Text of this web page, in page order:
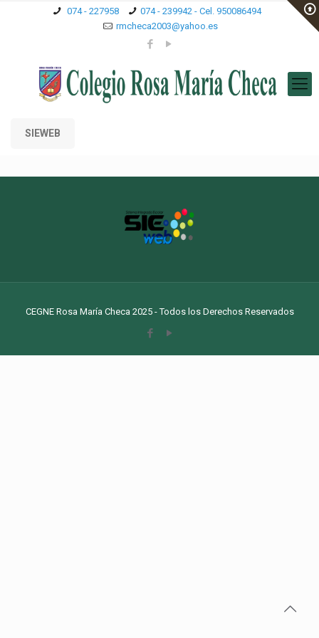
074 - 227958
074 - 239942 - Cel. 950086494
rmcheca2003@yahoo.es
SIEWEB
CEGNE Rosa María Checa 2025 - Todos los Derechos Reservados